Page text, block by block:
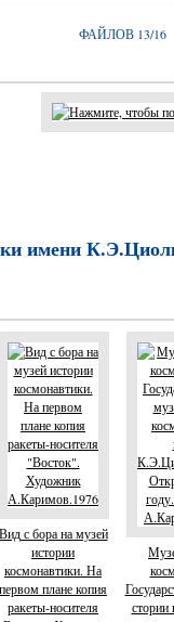
ФАЙЛОВ 13/16
имени
Вид с бора на музей
истории
космонавтики. На
первом плане копия
ракеты-носителя
стории